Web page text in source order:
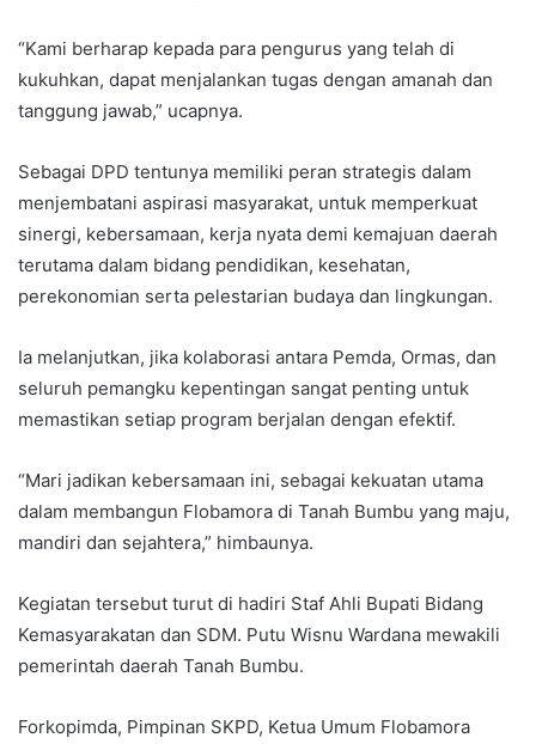
“Kami berharap kepada para pengurus yang telah di
kukuhkan, dapat menjalankan tugas dengan amanah dan
tanggung jawab,” ucapnya.
Sebagai DPD tentunya memiliki peran strategis dalam
menjembatani aspirasi masyarakat, untuk memperkuat
sinergi, kebersamaan, kerja nyata demi kemajuan daerah
terutama dalam bidang pendidikan, kesehatan,
perekonomian serta pelestarian budaya dan lingkungan.
Ia melanjutkan, jika kolaborasi antara Pemda, Ormas, dan
seluruh pemangku kepentingan sangat penting untuk
memastikan setiap program berjalan dengan efektif.
“Mari jadikan kebersamaan ini, sebagai kekuatan utama
dalam membangun Flobamora di Tanah Bumbu yang maju,
mandiri dan sejahtera,” himbaunya.
Kegiatan tersebut turut di hadiri Staf Ahli Bupati Bidang
Kemasyarakatan dan SDM. Putu Wisnu Wardana mewakili
pemerintah daerah Tanah Bumbu.
Forkopimda, Pimpinan SKPD, Ketua Umum Flobamora